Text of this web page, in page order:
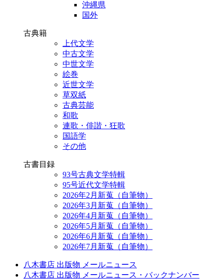
沖縄県
国外
古典籍
上代文学
中古文学
中世文学
絵巻
近世文学
草双紙
古典芸能
和歌
連歌・俳諧・狂歌
国語学
その他
古書目録
93号古典文学特輯
95号近代文学特輯
2026年2月新蒐（自筆物）
2026年3月新蒐（自筆物）
2026年4月新蒐（自筆物）
2026年5月新蒐（自筆物）
2026年6月新蒐（自筆物）
2026年7月新蒐（自筆物）
八木書店 出版物 メールニュース
八木書店 出版物 メールニュース・バックナンバー